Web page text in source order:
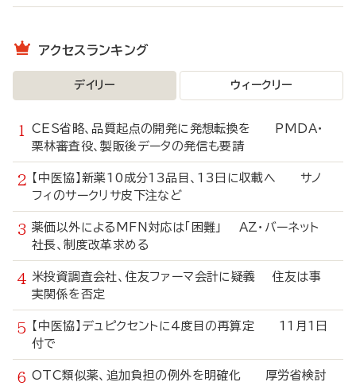
アクセスランキング
デイリー ウィークリー
CES省略、品質起点の開発に発想転換を PMDA・
栗林審査役、製販後データの発信も要請
【中医協】新薬10成分13品目、13日に収載へ サノ
フィのサークリサ皮下注など
薬価以外によるMFN対応は「困難」 AZ・バーネット
社長、制度改革求める
米投資調査会社、住友ファーマ会計に疑義 住友は事
実関係を否定
【中医協】デュピクセントに4度目の再算定 11月1日
付で
OTC類似薬、追加負担の例外を明確化 厚労省検討